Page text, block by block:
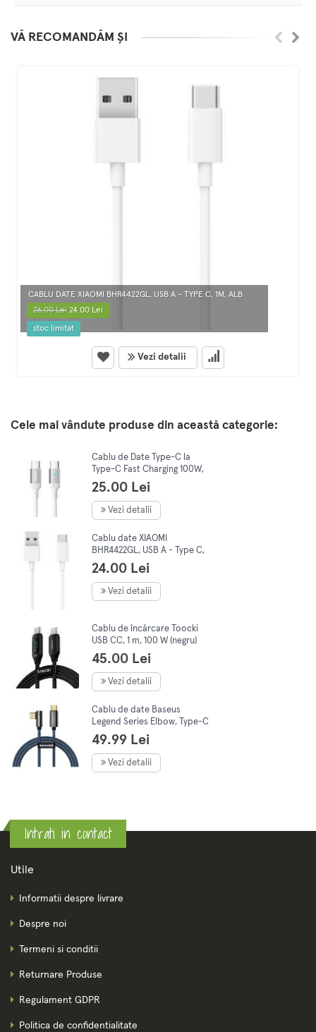
VĂ RECOMANDĂM ȘI
CABLU DATE XIAOMI BHR4422GL, USB A - TYPE C, 1M, ALB
26.00 Lei24.00 Lei
stoc limitat
Vezi detalii
Cele mai vândute produse din această categorie:
Cablu de Date Type-C la
Type-C Fast Charging 100W,
480Mbps, 1.2m, JoyRoom (S-
CC100A10), White
25.00 Lei
Vezi detalii
Cablu date XIAOMI
BHR4422GL, USB A - Type C,
1m, alb
24.00 Lei
Vezi detalii
Cablu de încărcare Toocki
USB CC, 1 m, 100 W (negru)
45.00 Lei
Vezi detalii
Cablu de date Baseus
Legend Series Elbow, Type-C
la Type-C, Fast Charging Blue
100W, 5A, 1m
49.99 Lei
Vezi detalii
Intrati in contact
Utile
Informatii despre livrare
Despre noi
Termeni si conditii
Returnare Produse
Regulament GDPR
Politica de confidentialitate